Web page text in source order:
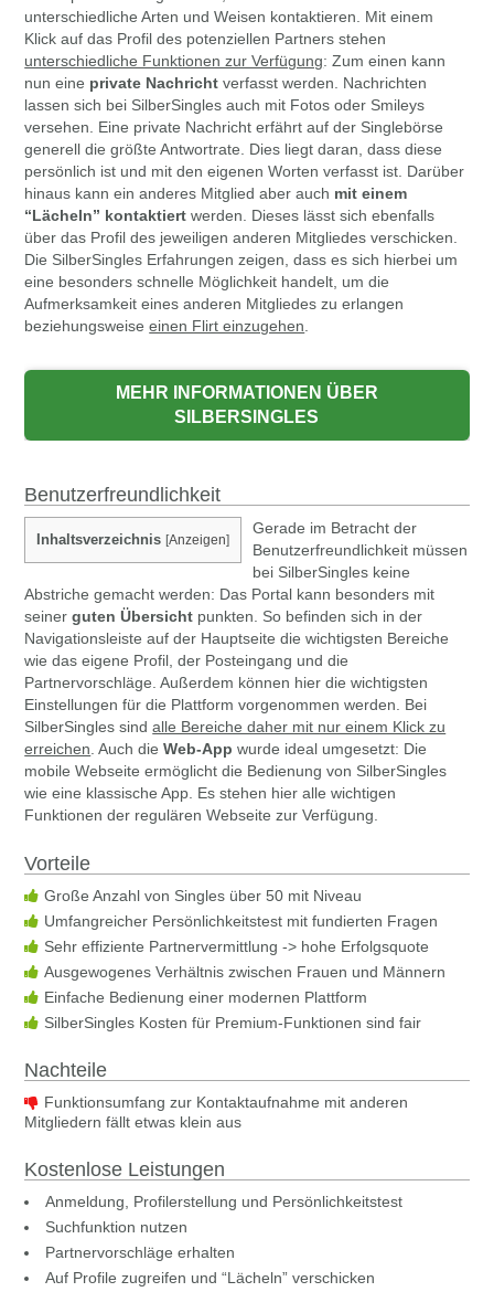
unterschiedliche Arten und Weisen kontaktieren. Mit einem
Klick auf das Profil des potenziellen Partners stehen
unterschiedliche Funktionen zur Verfügung: Zum einen kann
nun eine private Nachricht verfasst werden. Nachrichten
lassen sich bei SilberSingles auch mit Fotos oder Smileys
versehen. Eine private Nachricht erfährt auf der Singlebörse
generell die größte Antwortrate. Dies liegt daran, dass diese
persönlich ist und mit den eigenen Worten verfasst ist. Darüber
hinaus kann ein anderes Mitglied aber auch mit einem
“Lächeln” kontaktiert werden. Dieses lässt sich ebenfalls
über das Profil des jeweiligen anderen Mitgliedes verschicken.
Die SilberSingles Erfahrungen zeigen, dass es sich hierbei um
eine besonders schnelle Möglichkeit handelt, um die
Aufmerksamkeit eines anderen Mitgliedes zu erlangen
beziehungsweiseeinen Flirt einzugehen
Benutzerfreundlichkeit
Inhaltsverzeichnis [Anzeigen]
Gerade im Betracht der
Benutzerfreundlichkeit müssen
bei SilberSingles keine
Abstriche gemacht werden: Das Portal kann besonders mit
seinerguten Übersicht punkten. So befinden sich in der
Navigationsleiste auf der Hauptseite die wichtigsten Bereiche
wie das eigene Profil, der Posteingang und die
Partnervorschläge. Außerdem können hier die wichtigsten
Einstellungen für die Plattform vorgenommen werden. Bei
SilberSingles sindalle Bereiche daher mit nur einem Klick zu
erreichen . Auch dieWeb-App wurde ideal umgesetzt: Die
mobile Webseite ermöglicht die Bedienung von SilberSingles
wie eine klassische App. Es stehen hier alle wichtigen
Funktionen der regulären Webseite zur Verfügung.
Vorteile
Große Anzahl von Singles über 50 mit Niveau
Umfangreicher Persönlichkeitstest mit fundierten Fragen
Sehr effiziente Partnervermittlung -> hohe Erfolgsquote
Ausgewogenes Verhältnis zwischen Frauen und Männern
Einfache Bedienung einer modernen Plattform
SilberSingles Kosten für Premium-Funktionen sind fair
Nachteile
Funktionsumfang zur Kontaktaufnahme mit anderen
Mitgliedern fällt etwas klein aus
Kostenlose Leistungen
Anmeldung, Profilerstellung und Persönlichkeitstest
Suchfunktion nutzen
Partnervorschläge erhalten
Auf Profile zugreifen und “Lächeln” verschicken